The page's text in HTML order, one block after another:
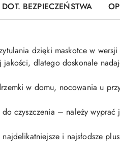
BEZPIECZEŃSTWA
dzięki maskotce w
jakości, dlatego doskonale
w domu, nocowania u
czyszczenia – należy
i najsłodsze